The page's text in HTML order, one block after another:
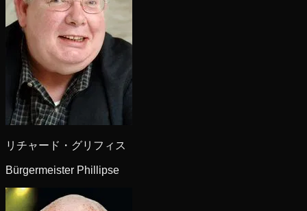
リチャード・グリフィス
Bürgermeister Phillipse